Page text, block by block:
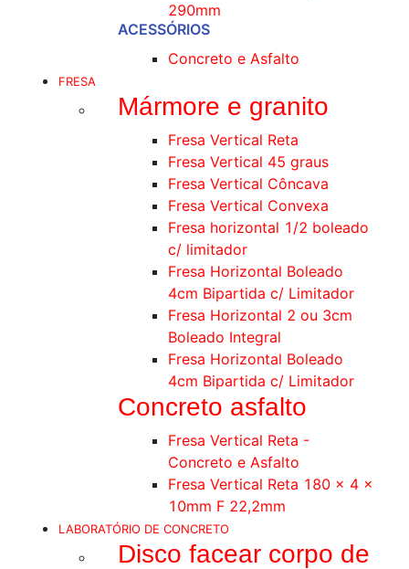
290mm
ACESSÓRIOS
Concreto e Asfalto
FRESA
Mármore e granito
Fresa Vertical Reta
Fresa Vertical 45 graus
Fresa Vertical Côncava
Fresa Vertical Convexa
Fresa horizontal 1/2 boleado
c/ limitador
Fresa Horizontal Boleado
4cm Bipartida c/ Limitador
Fresa Horizontal 2 ou 3cm
Boleado Integral
Fresa Horizontal Boleado
4cm Bipartida c/ Limitador
Concreto asfalto
Fresa Vertical Reta -
Concreto e Asfalto
Fresa Vertical Reta 180 x 4 x
10mm F 22,2mm
LABORATÓRIO DE CONCRETO
Disco facear corpo de